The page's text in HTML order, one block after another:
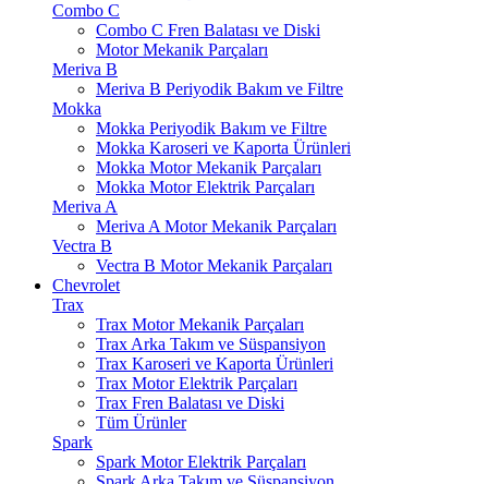
Combo C
Combo C Fren Balatası ve Diski
Motor Mekanik Parçaları
Meriva B
Meriva B Periyodik Bakım ve Filtre
Mokka
Mokka Periyodik Bakım ve Filtre
Mokka Karoseri ve Kaporta Ürünleri
Mokka Motor Mekanik Parçaları
Mokka Motor Elektrik Parçaları
Meriva A
Meriva A Motor Mekanik Parçaları
Vectra B
Vectra B Motor Mekanik Parçaları
Chevrolet
Trax
Trax Motor Mekanik Parçaları
Trax Arka Takım ve Süspansiyon
Trax Karoseri ve Kaporta Ürünleri
Trax Motor Elektrik Parçaları
Trax Fren Balatası ve Diski
Tüm Ürünler
Spark
Spark Motor Elektrik Parçaları